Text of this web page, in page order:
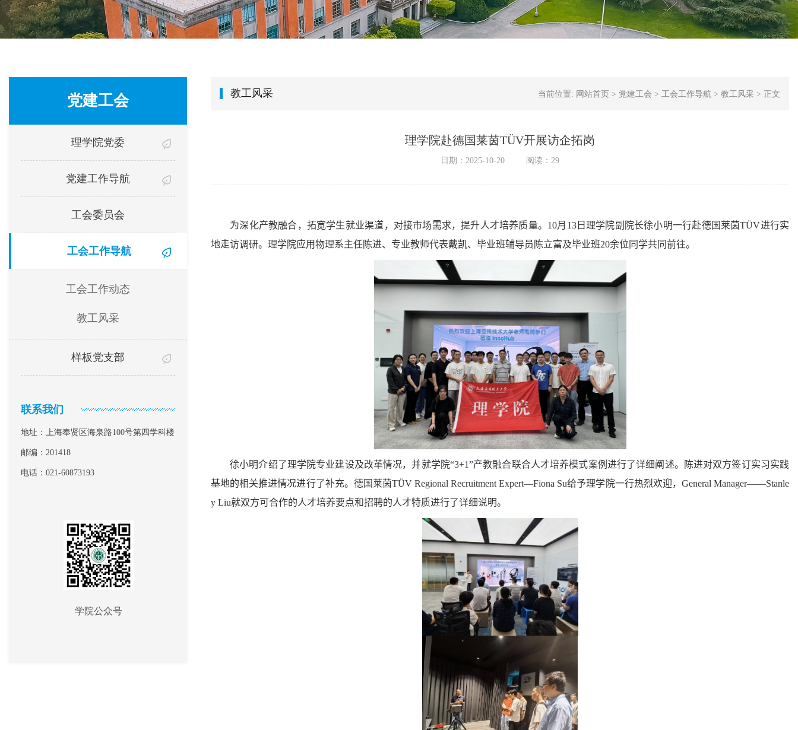
党建工会
理学院党委
党建工作导航
工会委员会
工会工作导航
工会工作动态
教工风采
样板党支部
联系我们
地址：上海奉贤区海泉路100号第四学科楼
邮编：201418
电话：021-60873193
学院公众号
教工风采 当前位置: 网站首页 > 党建工会 > 工会工作导航 > 教工风采 > 正文
理学院赴德国莱茵TÜV开展访企拓岗
日期：2025-10-20 阅读： 29
为深化产教融合，拓宽学生就业渠道，对接市场需求，提升人才培养质量。 10月 13日理学院副院长徐小明一行赴德国莱茵TÜV进行实
地走访调研。理学院应用物理系主任陈进、专业教师代表戴凯、毕业班辅导员陈立富及毕业班20余位同学共同前往。
徐小明介绍了理学院专业建设及改革情况，并就学院“3+1”产教融合联合人才培养模式案例进行了详细阐述。陈进对双方签订实习实践
基地的相关推进情况进行了补充。德国莱茵TÜV Regional Recruitment Expert—Fiona Su给予理学院一行热烈欢迎， General Manager——Stanle
y Liu就双方可合作的人才培养要点和招聘的人才特质进行了详细说明。